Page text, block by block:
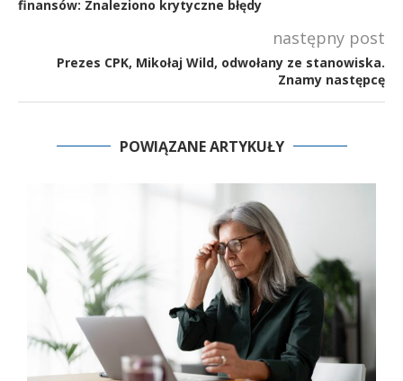
finansów: Znaleziono krytyczne błędy
następny post
Prezes CPK, Mikołaj Wild, odwołany ze stanowiska.
Znamy następcę
POWIĄZANE ARTYKUŁY